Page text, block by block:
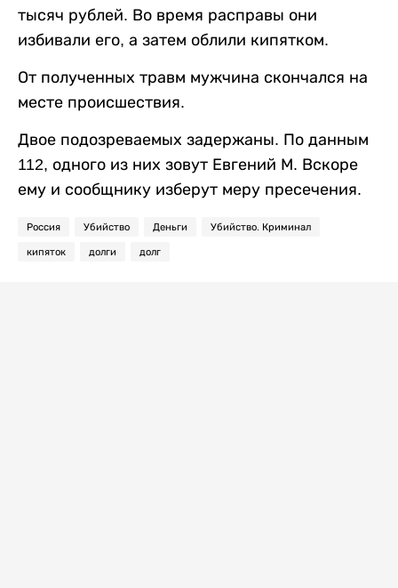
тысяч рублей. Во время расправы они
избивали его, а затем облили кипятком.
От полученных травм мужчина скончался на
месте происшествия.
Двое подозреваемых задержаны. По данным
112, одного из них зовут Евгений М. Вскоре
ему и сообщнику изберут меру пресечения.
Россия Убийство Деньги Убийство. Криминал
кипяток долги долг